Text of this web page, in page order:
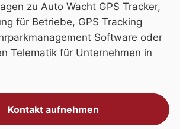
zu Auto Wacht GPS Tracker,
für Betriebe, GPS Tracking
Software oder
Telematik für Unternehmen in
Kontakt aufnehmen